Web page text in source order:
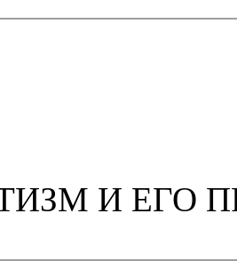
И ЕГО